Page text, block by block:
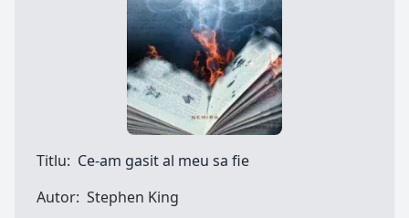
Titlu: Ce-am gasit al meu sa fie
Autor: Stephen King